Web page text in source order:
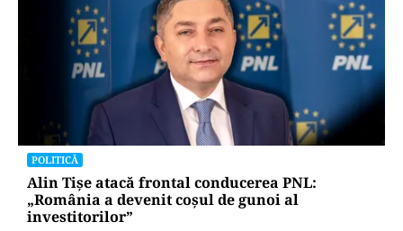
POLITICĂ
Alin Tișe atacă frontal conducerea PNL:
„România a devenit coșul de gunoi al
investitorilor”